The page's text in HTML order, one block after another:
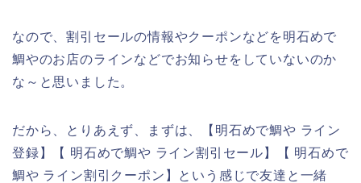
なので、割引セールの情報やクーポンなどを明石めで
鯛やのお店のラインなどでお知らせをしていないのか
な～と思いました。
だから、とりあえず、まずは、【明石めで鯛や ライン
登録】【 明石めで鯛や ライン割引セール】【 明石めで
鯛や ライン割引クーポン】という感じで友達と一緒